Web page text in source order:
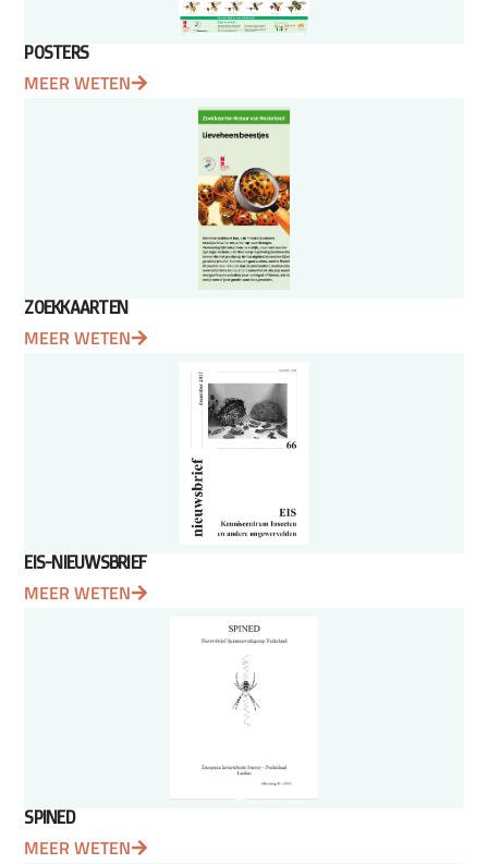
POSTERS
MEER WETEN
ZOEKKAARTEN
MEER WETEN
EIS-NIEUWSBRIEF
MEER WETEN
SPINED
MEER WETEN